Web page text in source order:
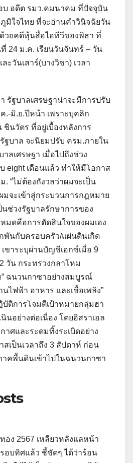
บ อดีต รมว.คมนาคม ที่ปัจจุบัน
มิใจไทย ที่จะอ่านคำวินิจฉัยวัน
วยคดีหุ้นสื่อไอทีวีของพิธา ที่
24 ม.ค. เรียนวันจันทร์ – วัน
ะวันเสาร์(บางวิชา) เวลา
รัฐบาลเศรษฐาน่าจะมีการปรับ
.-มิ.ย.ปีหน้า เพราะบุคลิก
นวัตร ที่อยู่เบื้องหลังการ
ฐบาล จะนิยมปรับ ครม.ภายใน
าลเศรษฐา เมื่อไปถึงช่วง
eight เดือนแล้ว ทำให้มีโอกาส
. “ไม่ต้องกังวลว่าผมจะเป็น
มจะเข้าสู่กระบวนการกฎหมาย
ช่วงรัฐบาลรักษาการของ
มดคือการตัดสินใจของผมเอง
พันกับครอบครัว/แผ่นดินเกิด
เขาระบุผ่านบัญชีเอกซ์เมื่อ 9
วัน กระทรวงกลาโหม
” ฉนวนกาซาอย่างสมบูรณ์
ไฟฟ้า อาหาร และเชื้อเพลิง”
ติการโจมตีเป้าหมายกลุ่มฮา
นอย่างต่อเนื่อง โดยอิสราเอล
าศและระดมทิ้งระเบิดอย่าง
เป็นเวลาถึง 3 สัปดาห์ ก่อน
าคพื้นดินเข้าไปในฉนวนกาซา
อง 2567 เหลียวหลังแลหน้า
อบทิศแล้ว ชี้ชัดๆ ได้ว่าร้อน